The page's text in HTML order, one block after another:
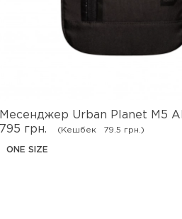
Месенджер Urban Planet M5
795 грн.
(Кешбек 79.5 грн.)
ONE SIZE